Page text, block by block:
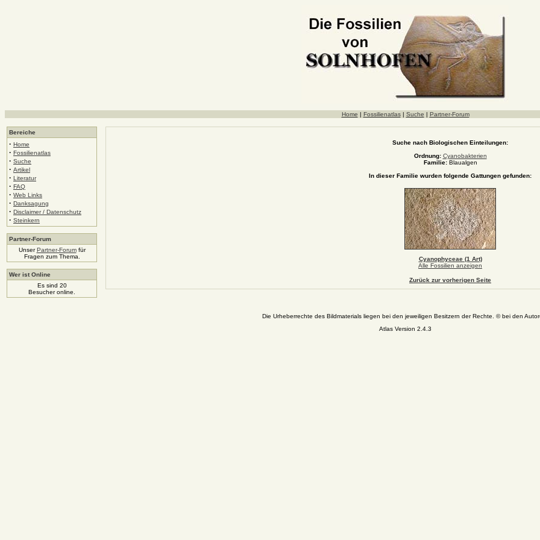
Home | Fossilienatlas| Suche | Partner-Forum
Bereiche
· Home
· Fossilienatlas
· Suche
· Artikel
· Literatur
· FAQ
· Web Links
· Danksagung
· Disclaimer / Datenschutz
· Steinkern
Partner-Forum
UnserPartner-Forumfür
Fragen zum Thema.
Wer ist Online
Es sind 20
Besucher online.
Suche nach Biologischen Einteilungen:
Ordnung: Cyanobakterien
Familie: Blaualgen
In dieser Familie wurden folgende Gattungen gefunden:
Cyanophyceae (1 Art)
Alle Fossilien anzeigen
Zurück zur vorherigen Seite
Die Urheberrechte des Bildmaterials liegen bei den jeweiligen Besitzern der Rechte. © bei den
Atlas Version 2.4.3